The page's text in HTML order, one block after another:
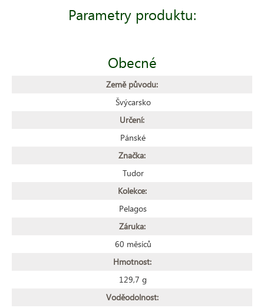
Parametry produktu:
Obecné
Země původu:
Švýcarsko
Určení:
Pánské
Značka:
Tudor
Kolekce:
Pelagos
Záruka:
60 měsíců
Hmotnost:
129,7 g
Voděodolnost: